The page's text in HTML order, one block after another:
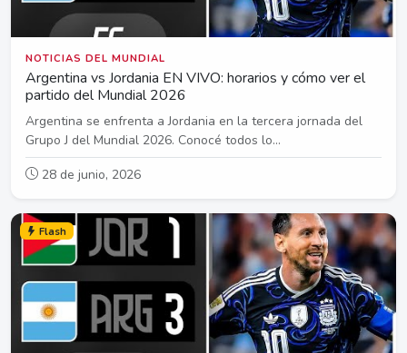
NOTICIAS DEL MUNDIAL
Argentina vs Jordania EN VIVO: horarios y cómo ver el
partido del Mundial 2026
Argentina se enfrenta a Jordania en la tercera jornada del
Grupo J del Mundial 2026. Conocé todos lo...
28 de junio, 2026
Flash